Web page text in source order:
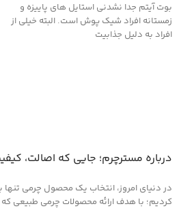
بوت آیتم جدا نشدنی استایل های پاییزه و
زمستانه افراد شیک پوش است. البته خیلی از
افراد به دلیل جذابیت
درباره مسترچرم؛ جایی که اصالت،
در دنیای امروز، انتخاب یک محصول چرمی
کردیم؛ با هدف ارائه محصولات چرمی طبیعی که